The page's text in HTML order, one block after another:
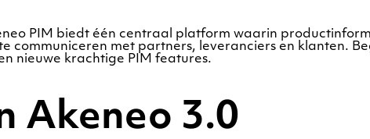
PIM biedt één centraal platform waarin
communiceren met partners, leveranciers en klanten.
nieuwe krachtige PIM features.
Akeneo 3.0